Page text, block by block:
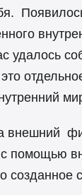
удалось